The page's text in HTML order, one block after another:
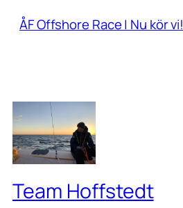
ÅF Offshore Race | Nu kör vi!
Team Hoffstedt